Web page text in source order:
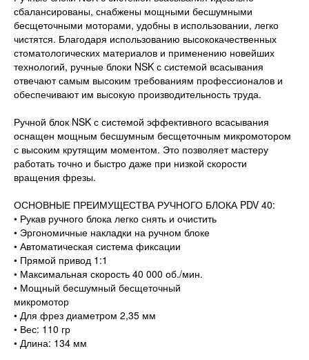
сбалансированы, снабжены мощными бесшумными
бесщеточными моторами, удобны в использовании, легко
чистятся. Благодаря использованию высококачественных
стоматологических материалов и применению новейших
технологий, ручные блоки NSK с системой всасывания
отвечают самым высоким требованиям профессионалов и
обеспечивают им высокую производительность труда.
Ручной блок NSK с системой эффективного всасывания
оснащен мощным бесшумным бесщеточным микромотором
с высоким крутящим моментом. Это позволяет мастеру
работать точно и быстро даже при низкой скорости
вращения фрезы.
ОСНОВНЫЕ ПРЕИМУЩЕСТВА РУЧНОГО БЛОКА PDV 40:
• Рукав ручного блока легко снять и очистить
• Эргономичные накладки на ручном блоке
• Автоматическая система фиксации
• Прямой привод 1:1
• Максимальная скорость 40 000 об./мин.
• Мощный бесшумный бесщеточный
микромотор
• Для фрез диаметром 2,35 мм
• Вес: 110 гр
• Длина: 134 мм